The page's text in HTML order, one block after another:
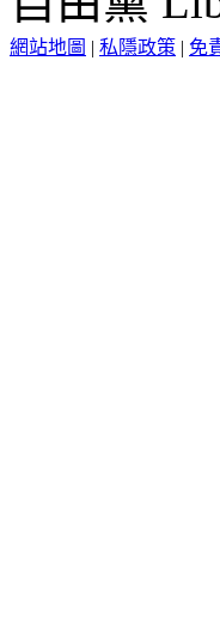
網站地圖 | 私隱政策 | 免